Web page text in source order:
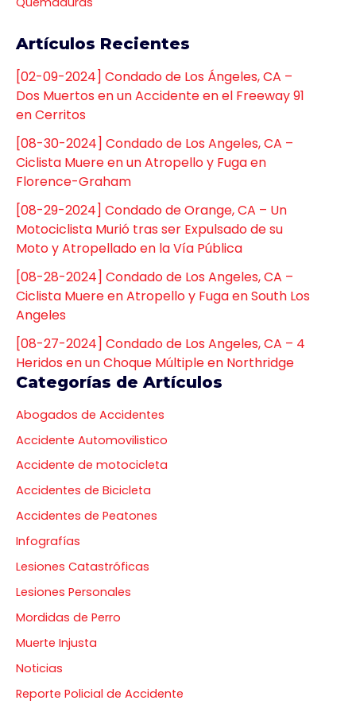
Artículos Recientes
[02-09-2024] Condado de Los Ángeles, CA –
Dos Muertos en un Accidente en el Freeway 91
en Cerritos
[08-30-2024] Condado de Los Angeles, CA –
Ciclista Muere en un Atropello y Fuga en
Florence-Graham
[08-29-2024] Condado de Orange, CA – Un
Motociclista Murió tras ser Expulsado de su
Moto y Atropellado en la Vía Pública
[08-28-2024] Condado de Los Angeles, CA –
Ciclista Muere en Atropello y Fuga en South Los
Angeles
[08-27-2024] Condado de Los Angeles, CA – 4
Heridos en un Choque Múltiple en Northridge
Categorías de Artículos
Abogados de Accidentes
Accidente Automovilistico
Accidente de motocicleta
Accidentes de Bicicleta
Accidentes de Peatones
Infografías
Lesiones Catastróficas
Lesiones Personales
Mordidas de Perro
Muerte Injusta
Noticias
Reporte Policial de Accidente